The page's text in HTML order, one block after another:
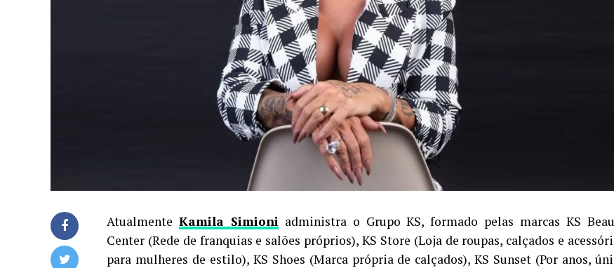
Atualmente Kamila Simioniadministra o Grupo KS, formado pelas marcas KS
Center (Rede de franquias e salões próprios), KS Store (Loja de roupas, calçados e
para mulheres de estilo), KS Shoes (Marca própria de calçados), KS Sunset (Por anos,